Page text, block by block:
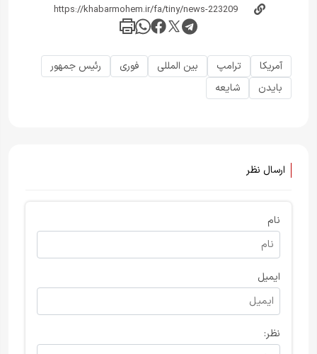
آمریکا ترامپ بین المللی فوری
رئیس جمهور
بایدن
شایعه
ارسال نظر
نام
ایمیل
نظر: